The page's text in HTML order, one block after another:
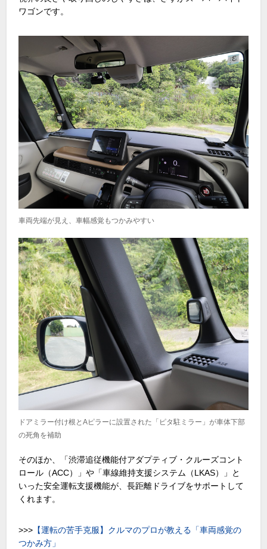
ワゴンです。
車両先端が見え、車幅感覚もつかみやすい
ドアミラー付け根とAピラーに設置された「ピタ駐ミラー」が車体下部
の死角を補助
そのほか、「渋滞追従機能付アダプティブ・クルーズコント
ロール（ACC）」や「車線維持支援システム（LKAS）」と
いった安全運転支援機能が、長距離ドライブをサポートして
くれます。
>>> 【運転の苦手克服】クルマのプロが教える「車両感覚の
つかみ方」